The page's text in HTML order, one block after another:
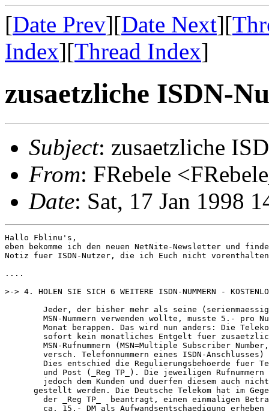
[Date Prev][Date Next][
Index][Thread Index]
zusaetzliche ISDN-
Subject: zusaetzliche
From: FRebele
Date: Sat, 17 Jan 1998
Hallo Fblinu's,
eben bekomme ich den neuen NetNite-Newsletter und
Notiz fuer ISDN-Nutzer, die ich Euch nicht vorenthalten
....
>-> 4. HOLEN SIE SICH 6 WEITERE ISDN-NUMMERN -
gestellt werden. Die Deutsche Telekom hat im